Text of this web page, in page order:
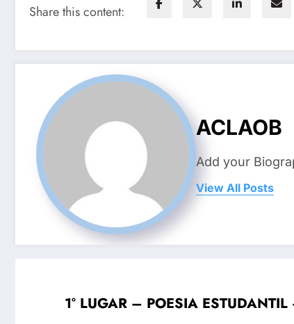
Share this content:
ACLAOB
Add your
View All Posts
1° LUGAR – POESIA